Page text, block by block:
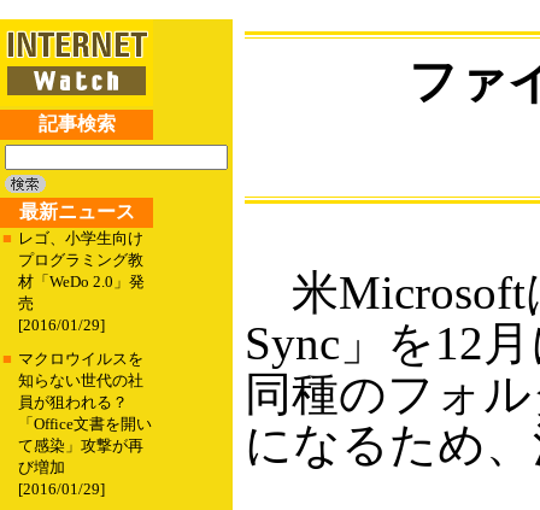
記事検索
最新ニュース
■ レゴ、小学生向け
プログラミング教
材「WeDo 2.0」発
売
[2016/01/29]
■ マクロウイルスを
知らない世代の社
員が狙われる？
「Office文書を開い
て感染」攻撃が再
び増加
[2016/01/29]
ファ
米Microsoft
Sync」を12
同種のフォ
になるため